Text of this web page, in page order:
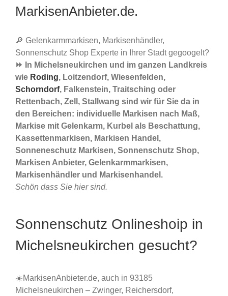
MarkisenAnbieter.de.
🔎 Gelenkarmmarkisen, Markisenhändler,
Sonnenschutz Shop Experte in Ihrer Stadt gegoogelt?
⏩ In Michelsneukirchen und im ganzen Landkreis
wie Roding, Loitzendorf, Wiesenfelden,
Schorndorf, Falkenstein, Traitsching oder
Rettenbach, Zell, Stallwang sind wir für Sie da in
den Bereichen: individuelle Markisen nach Maß,
Markise mit Gelenkarm, Kurbel als Beschattung,
Kassettenmarkisen, Markisen Handel,
Sonneneschutz Markisen, Sonnenschutz Shop,
Markisen Anbieter, Gelenkarmmarkisen,
Markisenhändler und Markisenhandel.
Schön dass Sie hier sind.
Sonnenschutz Onlineshoip in
Michelsneukirchen gesucht?
☀️MarkisenAnbieter.de, auch in 93185
Michelsneukirchen – Zwinger, Reichersdorf,